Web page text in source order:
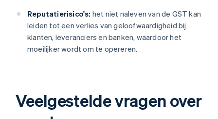
Reputatierisico's: het niet naleven van de GST kan
leiden tot een verlies van geloofwaardigheid bij
klanten, leveranciers en banken, waardoor het
moeilijker wordt om te opereren.
Veelgestelde vragen over